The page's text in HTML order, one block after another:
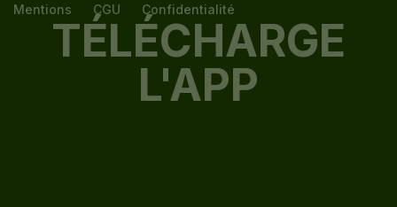
Mentions CGU Confidentialité
TÉLÉCHARGE
L'APP